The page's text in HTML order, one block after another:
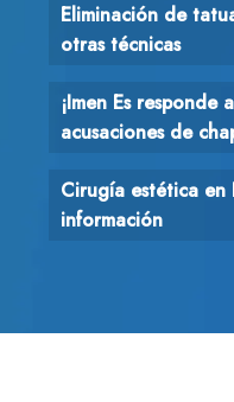
Eliminación de
otras técnicas
¡Imen Es responde
acusaciones de
Cirugía estética en
información